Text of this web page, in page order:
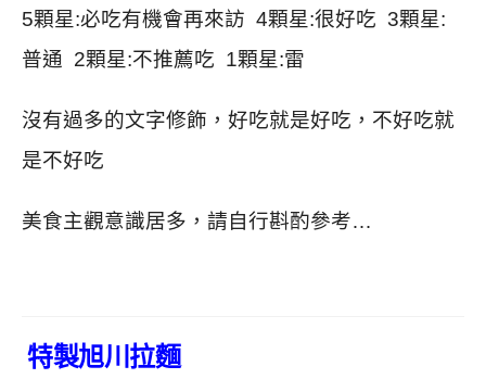
5顆星:必吃有機會再來訪 4顆星:很好吃 3顆星:
普通 2顆星:不推薦吃 1顆星:雷
沒有過多的文字修飾，好吃就是好吃，不好吃就
是不好吃
美食主觀意識居多，請自行斟酌參考…
特製旭川拉麵